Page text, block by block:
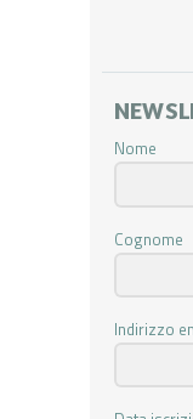
Nome
Cognome
Indirizzo